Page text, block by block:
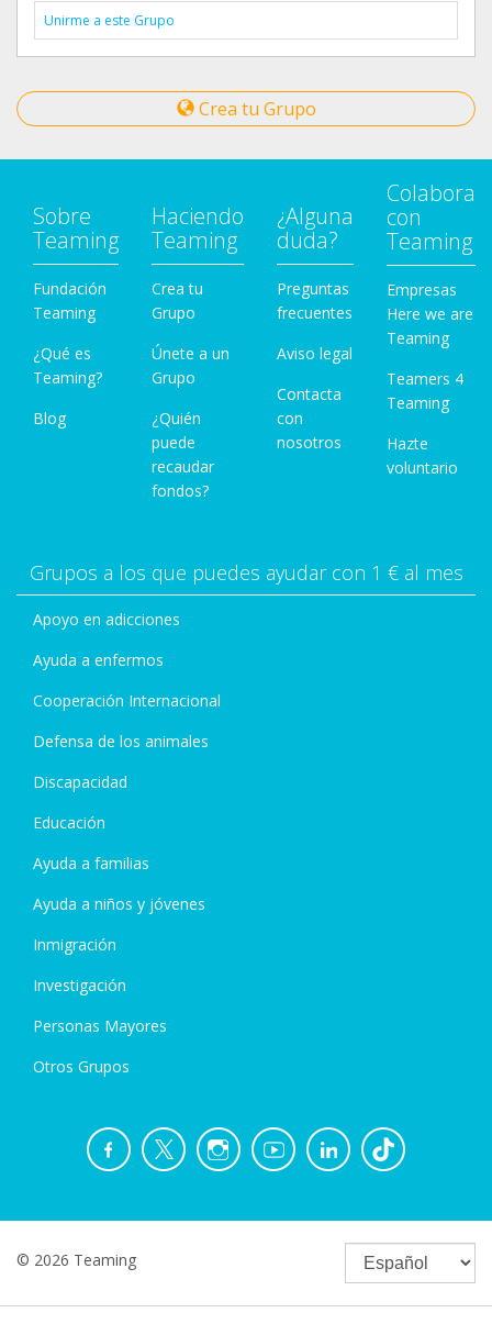
Unirme a este Grupo
Crea tu Grupo
Sobre
Teaming
Fundación
Teaming
¿Qué es
Teaming?
Blog
Haciendo
Teaming
Crea tu
Grupo
Únete a un
Grupo
¿Quién
puede
recaudar
fondos?
¿Alguna
duda?
Preguntas
frecuentes
Aviso legal
Contacta
con
nosotros
Colabora
con
Teaming
Empresas
Here we are
Teaming
Teamers 4
Teaming
Hazte
voluntario
Grupos a los que puedes ayudar con 1 € al mes
Apoyo en adicciones
Ayuda a enfermos
Cooperación Internacional
Defensa de los animales
Discapacidad
Educación
Ayuda a familias
Ayuda a niños y jóvenes
Inmigración
Investigación
Personas Mayores
Otros Grupos
© 2026 Teaming